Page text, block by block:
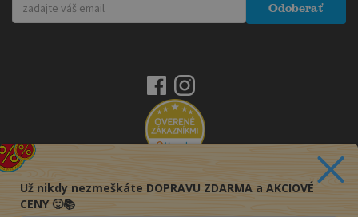
Odoberať
Už nikdy nezmeškáte DOPRAVU ZDARMA a AKCIOVÉ
CENY 🙂📚